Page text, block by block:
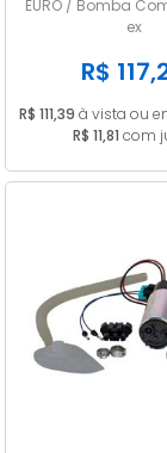
Flex
EURO / Bomba
ex
R$
R$ 111,39 à vista ou
R$ 11,81 com